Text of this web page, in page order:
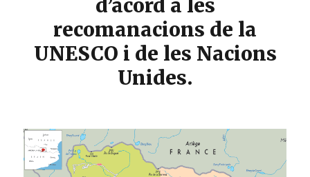
d’acord a les
recomanacions de la
UNESCO i de les Nacions
Unides.